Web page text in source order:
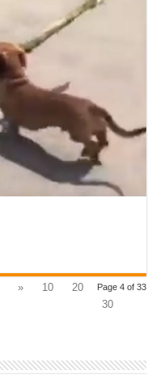
Page 4 of 33
» 10
20
30